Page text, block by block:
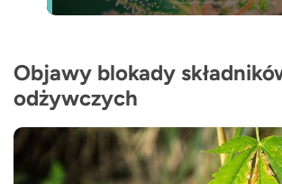
Objawy blokady
odżywczych